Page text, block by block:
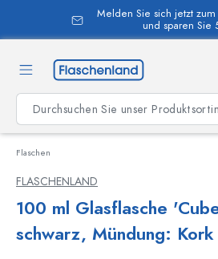
springen
Melden Sie sich jetzt
und sparen Sie
Flaschen
FLASCHENLAND
100 ml Glasflasche
schwarz, Mündung: Kork